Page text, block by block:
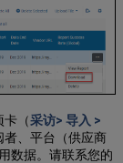
卡（采访> 导入 >
者、平台（供应商
数据。请联系您的